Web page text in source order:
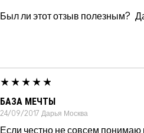
Был ли этот отзыв полезным?
БАЗА МЕЧТЫ
24/09/2017 Дарья Москва
Если честно не совсем